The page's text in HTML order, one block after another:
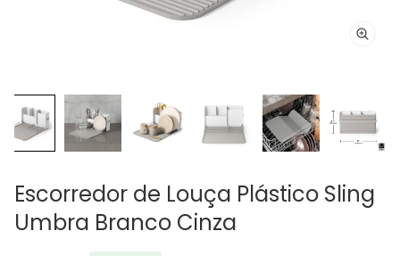
Escorredor de Louça Plástico Sling
Umbra Branco Cinza